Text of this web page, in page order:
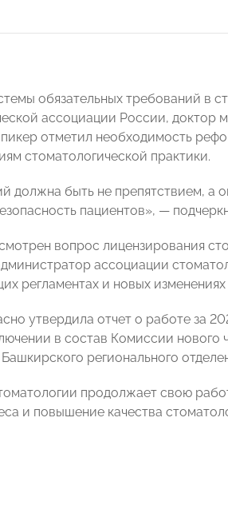
обязательных требований в
ассоциации России, доктор
отметил необходимость
стоматологической практики.
должна быть не препятствием, а
пациентов», —
вопрос лицензирования
ассоциации
регламентах и новых
утвердила отчет о работе за
в состав Комиссии нового
регионального
продолжает свою
и повышение качества